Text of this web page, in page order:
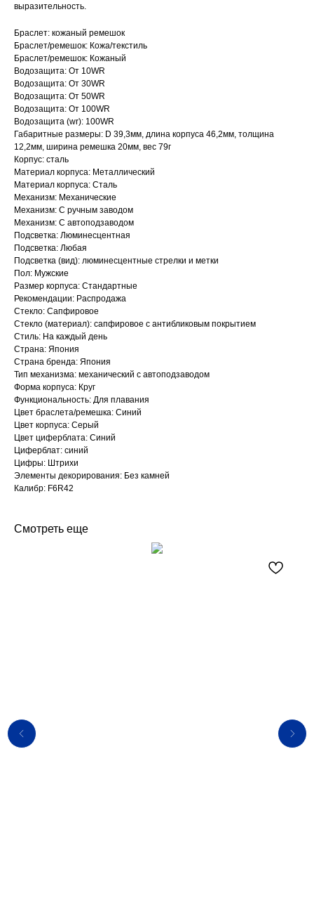
выразительность.
Браслет: кожаный ремешок
Браслет/ремешок: Кожа/текстиль
Браслет/ремешок: Кожаный
Водозащита: От 10WR
Водозащита: От 30WR
Водозащита: От 50WR
Водозащита: От 100WR
Водозащита (wr): 100WR
Габаритные размеры: D 39,3мм, длина корпуса 46,2мм, толщина
12,2мм, ширина ремешка 20мм, вес 79г
Корпус: сталь
Материал корпуса: Металлический
Материал корпуса: Сталь
Механизм: Механические
Механизм: С ручным заводом
Механизм: С автоподзаводом
Подсветка: Люминесцентная
Подсветка: Любая
Подсветка (вид): люминесцентные стрелки и метки
Пол: Мужские
Размер корпуса: Стандартные
Рекомендации: Распродажа
Стекло: Сапфировое
Стекло (материал): сапфировое c антибликовым покрытием
Стиль: На каждый день
Страна: Япония
Страна бренда: Япония
Тип механизма: механический с автоподзаводом
Форма корпуса: Круг
Функциональность: Для плавания
Цвет браслета/ремешка: Синий
Цвет корпуса: Серый
Цвет циферблата: Синий
Циферблат: синий
Цифры: Штрихи
Элементы декорирования: Без камней
Калибр: F6R42
Смотреть еще